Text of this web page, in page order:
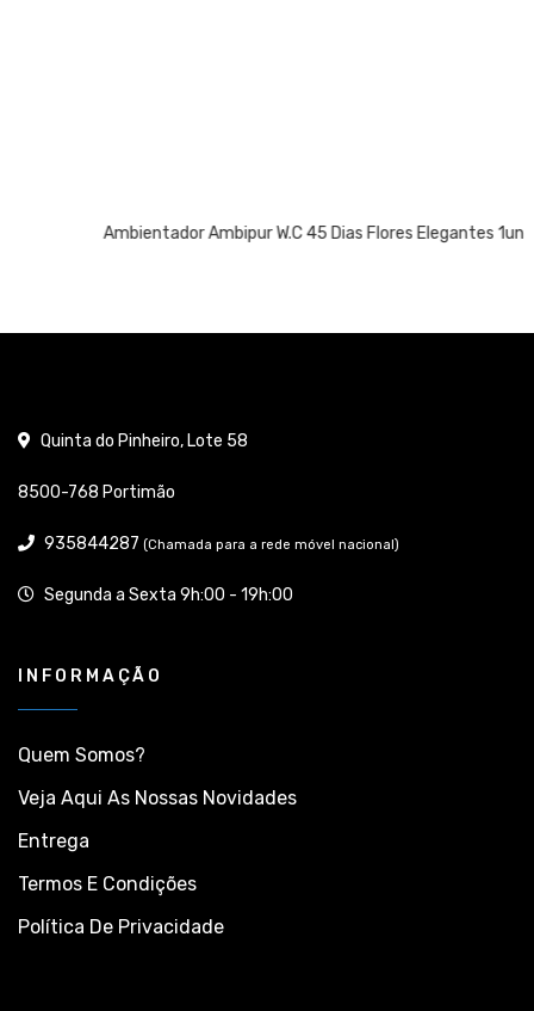
Ambientador Ambipur W.C 45 Dias Flores Elegantes 1un
Quinta do Pinheiro, Lote 58
8500-768 Portimão
935844287 (Chamada para a rede móvel nacional)
Segunda a Sexta 9h:00 - 19h:00
INFORMAÇÃO
Quem Somos?
Veja Aqui As Nossas Novidades
Entrega
Termos E Condições
Política De Privacidade